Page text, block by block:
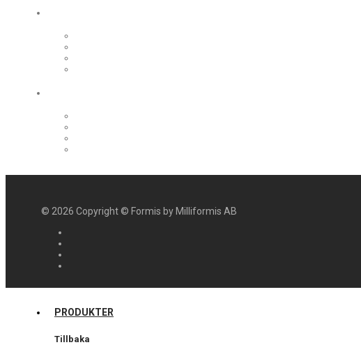
© 2026 Copyright © Formis by Milliformis AB
PRODUKTER
Tillbaka